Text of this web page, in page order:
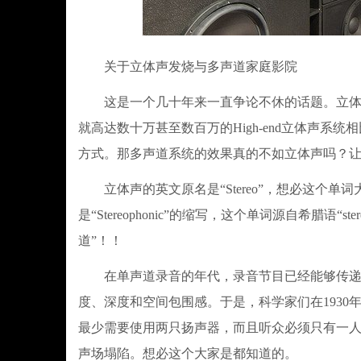
关于立体声发烧与多声道家庭影院
这是一个几十年来一直争论不休的话题。立体
就高达数十万甚至数百万的High-end立体声系统
方式。那多声道系统的效果真的不如立体声吗？
立体声的英文原名是“Stereo”，想必这个单词
是“Stereophonic”的缩写，这个单词源自希腊语
道”！！
在单声道录音的年代，录音节目已经能够传递
度、深度和空间包围感。于是，科学家们在1930
最少需要使用两只扬声器，而且听众必须只有一
声场塌陷。想必这个大家是都知道的。